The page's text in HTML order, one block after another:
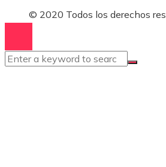
© 2020 Todos los derechos